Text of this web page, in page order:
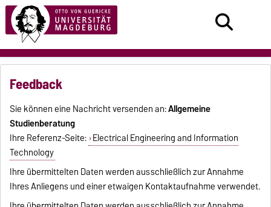
Feedback
Sie können eine Nachricht versenden an:Allgemeine
Studienberatung
Ihre Referenz-Seite: Electrical Engineering and Information
Technology
Ihre übermittelten Daten werden ausschließlich zur Annahme
Ihres Anliegens und einer etwaigen Kontaktaufnahme verwendet.